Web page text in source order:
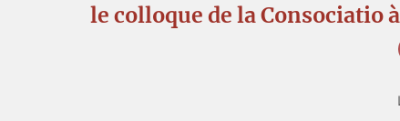
le colloque de la Consociatio